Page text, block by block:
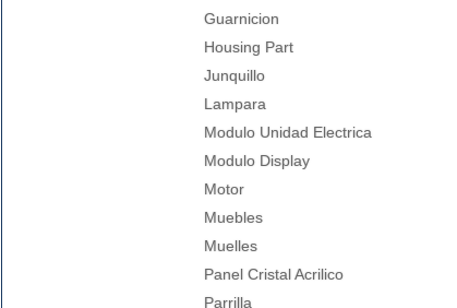
Guarnicion
Housing Part
Junquillo
Lampara
Modulo Unidad Electrica
Modulo Display
Motor
Muebles
Muelles
Panel Cristal Acrilico
Parrilla